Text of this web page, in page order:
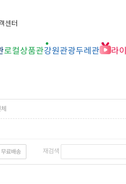
센터
로컬상품관강원관광두레관 라
무료배송 재검색